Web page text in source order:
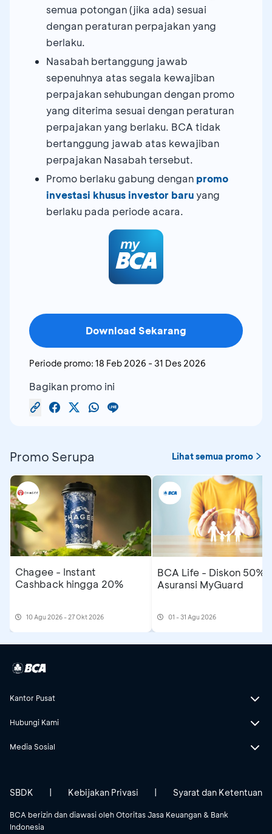
semua potongan (jika ada) sesuai
dengan peraturan perpajakan yang
berlaku.
Nasabah bertanggung jawab
sepenuhnya atas segala kewajiban
perpajakan sehubungan dengan promo
yang diterima sesuai dengan peraturan
perpajakan yang berlaku. BCA tidak
bertanggung jawab atas kewajiban
perpajakan Nasabah tersebut.
Promo berlaku gabung dengan promo
investasi khusus investor baruyang
berlaku pada periode acara.
Download Sekarang
Periode promo: 18 Feb 2026 - 31 Des 2026
Bagikan promo ini
Promo Serupa Lihat semua promo
Chagee - Instant
Cashback hingga 20%
10 Agu 2026 - 27 Okt 2026
BCA Life - Diskon 50%
Asuransi MyGuard
01 - 31 Agu 2026
Kantor Pusat
Hubungi Kami
Media Sosial
BCA berizin dan diawasi oleh Otoritas Jasa Keuangan & Bank
Indonesia
SBDK | Kebijakan Privasi | Syarat dan Ketentuan